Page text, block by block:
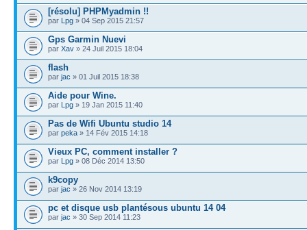
[résolu] PHPMyadmin !!
par Lpg » 04 Sep 2015 21:57
Gps Garmin Nuevi
par Xav » 24 Juil 2015 18:04
flash
par jac » 01 Juil 2015 18:38
Aide pour Wine.
par Lpg » 19 Jan 2015 11:40
Pas de Wifi Ubuntu studio 14
par peka » 14 Fév 2015 14:18
Vieux PC, comment installer ?
par Lpg » 08 Déc 2014 13:50
k9copy
par jac » 26 Nov 2014 13:19
pc et disque usb plantésous ubuntu 14 04
par jac » 30 Sep 2014 11:23